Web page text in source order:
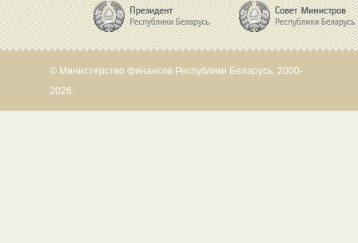
© Министерство финансов Республики Беларусь, 2000-
2026.